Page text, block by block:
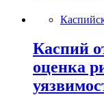
Каспий
оценка